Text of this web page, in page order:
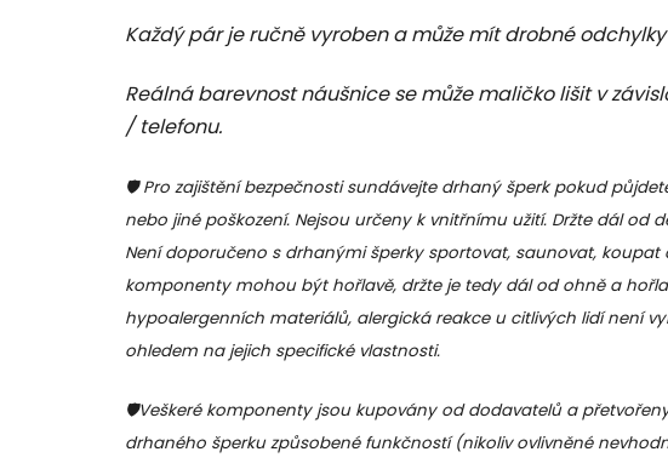
Každý pár je ručně vyroben a může mít drobné
Reálná barevnost náušnice se může maličko lišit v
/ telefonu.
🛡️ Pro zajištění bezpečnosti sundávejte drhaný šperk pokud
nebo jiné poškození. Nejsou určeny k vnitřnímu užití. Držte dál od
Není doporučeno s drhanými šperky sportovat, saunovat, koupat
komponenty mohou být hořlavě, držte je tedy dál od ohně a
hypoalergenních materiálů, alergická reakce u citlivých lidí není
ohledem na jejich specifické vlastnosti.
🛡️Veškeré komponenty jsou kupovány od dodavatelů a
drhaného šperku způsobené funkčností (nikoliv ovlivněné